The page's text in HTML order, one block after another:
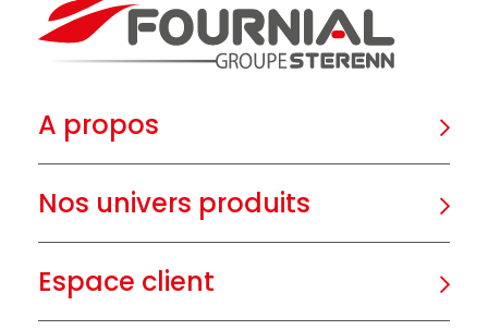
A propos
Nos univers produits
Espace client